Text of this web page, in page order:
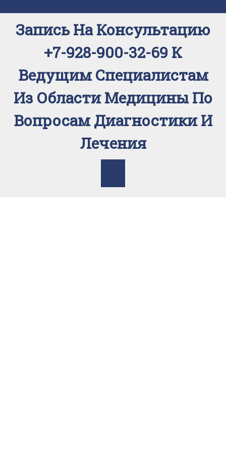
к
содержимому
Запись На Консультацию
+7-928-900-32-69 К
Ведущим Специалистам
Из Области Медицины По
Вопросам Диагностики И
Лечения